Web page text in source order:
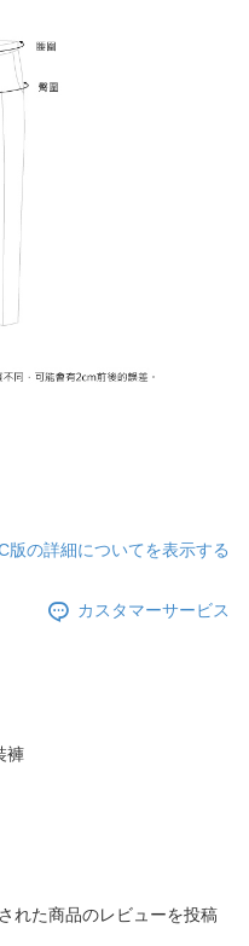
版の詳細についてを表示する
カスタマーサービス
褲
れた商品のレビューを投稿